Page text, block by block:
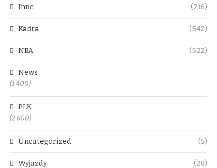
Inne (216)
Kadra (542)
NBA (522)
News
(1 400)
PLK
(2 600)
Uncategorized (5)
Wyjazdy (28)